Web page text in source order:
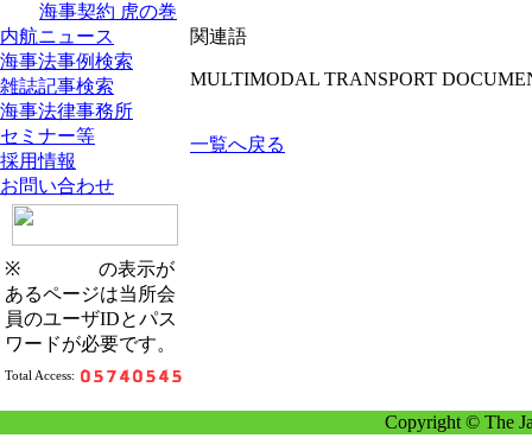
海事契約 虎の巻
内航ニュース
海事法事例検索
雑誌記事検索
海事法律事務所
セミナー等
採用情報
お問い合わせ
※
の表示が
あるページは当所会
員のユーザIDとパス
ワードが必要です。
Total Access:
関連語
MULTIMODAL TRANSPORT
一覧へ戻る
Copyright © The